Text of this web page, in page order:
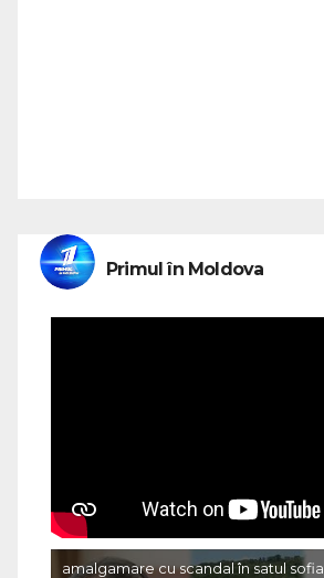
Primul în Moldova
amalgamare cu scandal în satul sofia